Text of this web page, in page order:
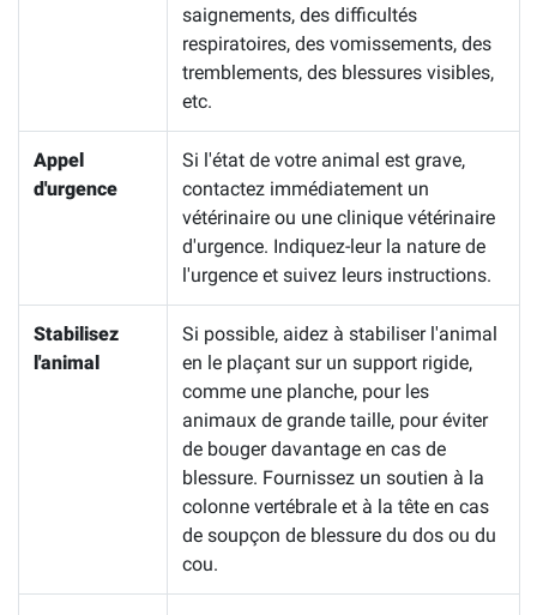
saignements, des difficultés
respiratoires, des vomissements, des
tremblements, des blessures visibles,
etc.
Appel
d'urgence
Si l'état de votre animal est grave,
contactez immédiatement un
vétérinaire ou une clinique vétérinaire
d'urgence. Indiquez-leur la nature de
l'urgence et suivez leurs instructions.
Stabilisez
l'animal
Si possible, aidez à stabiliser l'animal
en le plaçant sur un support rigide,
comme une planche, pour les
animaux de grande taille, pour éviter
de bouger davantage en cas de
blessure. Fournissez un soutien à la
colonne vertébrale et à la tête en cas
de soupçon de blessure du dos ou du
cou.